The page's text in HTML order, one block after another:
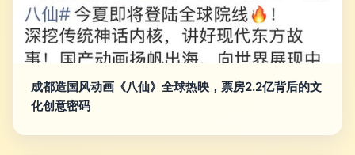
成都造国风动画《八仙》全球热映，票房2.2亿背后的文
化创意密码